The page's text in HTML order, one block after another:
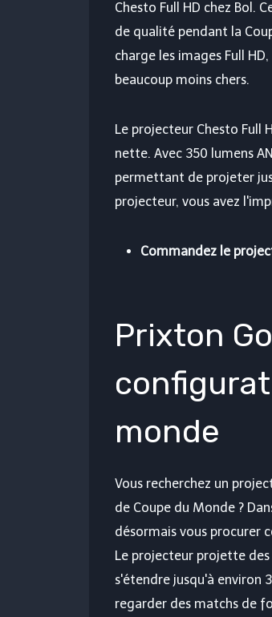
Chesto Full HD chez Bol.
de qualité pendant la
charge les images Full
beaucoup moins chers.
Le projecteur Chesto Full
nette. Avec 350 lumens
permettant de projeter
projecteur, vous avez
Commandez le
Prixton
monde
Vous recherchez un
de Coupe du Monde ?
désormais vous procurer
Le projecteur projette
s'étendre jusqu'à environ
regarder des matchs de